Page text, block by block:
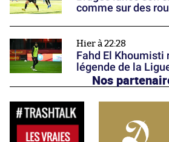
comme sur des
Hier à 22:28
Fahd El Khoumisti
légende de la
Nos